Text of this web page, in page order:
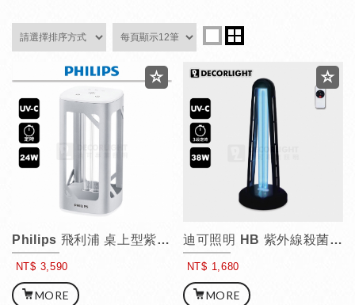
Philips 飛利浦 桌上型紫外線殺菌燈 24W
NT$ 3,590
MORE
迪可照明 HB 紫外線殺菌檯燈 38W
NT$ 1,680
MORE